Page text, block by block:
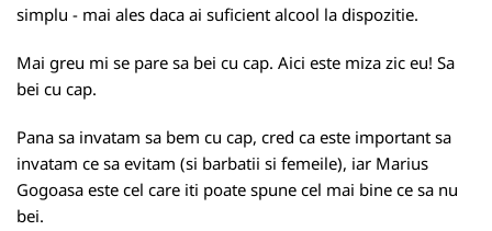
simplu - mai ales daca ai suficient alcool la dispozitie.
Mai greu mi se pare sa bei cu cap. Aici este miza zic eu! Sa
bei cu cap.
Pana sa invatam sa bem cu cap, cred ca este important sa
invatam ce sa evitam (si barbatii si femeile), iar Marius
Gogoasa este cel care iti poate spune cel mai bine ce sa nu
bei.